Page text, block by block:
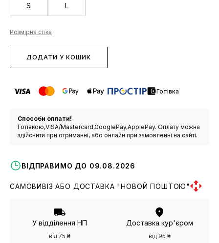
S L
Розмірна сітка
ДОДАТИ У КОШИК
Готівка
Способи оплати!
Готівкою,VISA/Mastercard,GooglePay,ApplePay. Оплату можна
здійснити при отриманні, або онлайн при замовленні на сайті.
ВІДПРАВИМО ДО 09.08.2026
САМОВИВІЗ АБО ДОСТАВКА "НОВОЙ ПОШТОЮ"
У відділення НП
від 75 ₴
Доставка кур'єром
від 95 ₴